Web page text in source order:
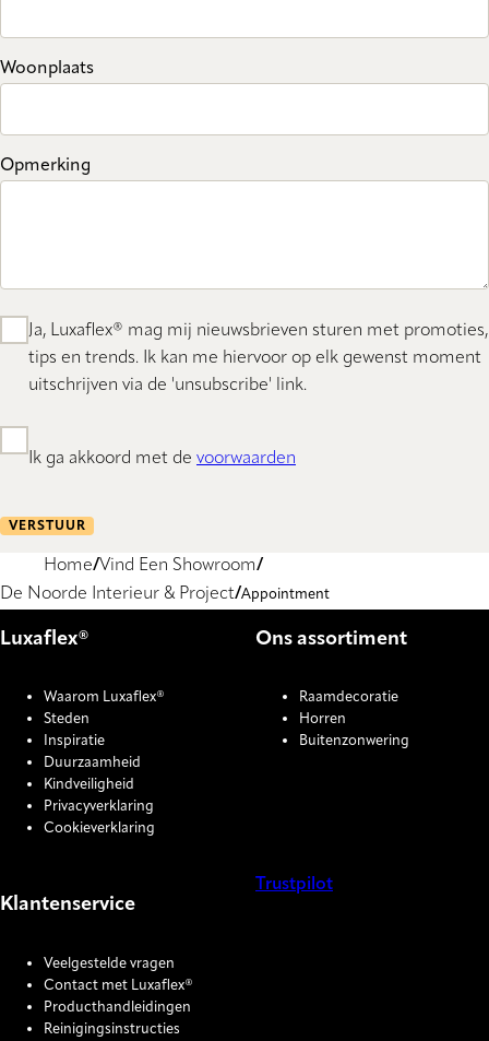
Woonplaats
Opmerking
Ja, Luxaflex® mag mij nieuwsbrieven sturen met promoties,
tips en trends. Ik kan me hiervoor op elk gewenst moment
uitschrijven via de 'unsubscribe' link.
Ik ga akkoord met de voorwaarden
VERSTUUR
Home Vind Een Showroom
De Noorde Interieur & Project Appointment
Luxaflex®
Waarom Luxaflex®
Steden
Inspiratie
Duurzaamheid
Kindveiligheid
Privacyverklaring
Cookieverklaring
Ons assortiment
Raamdecoratie
Horren
Buitenzonwering
Klantenservice
Veelgestelde vragen
Contact met Luxaflex®
Producthandleidingen
Reinigingsinstructies
Trustpilot